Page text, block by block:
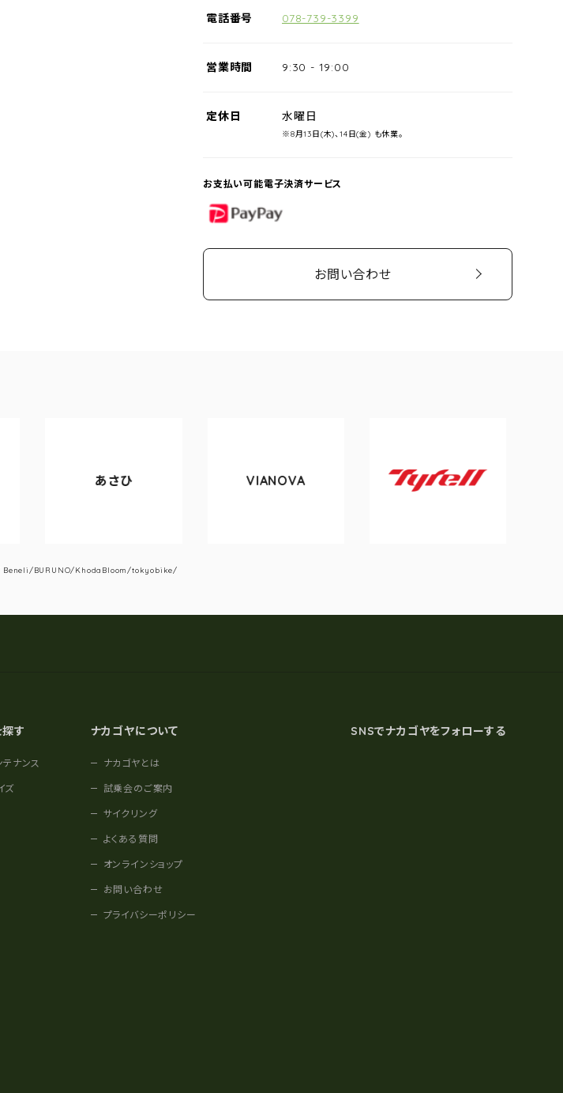
電話番号 078-739-3399
営業時間 9:30 - 19:00
定休日 水曜日
※8月13日(木)、14日(金) も休業。
お支払い可能電子決済サービス
PayPay
お問い合わせ
VIANOVA
Tyrell
Beneli/BURUNO/KhodaBloom/tokyobike/
す
テナンス
ズ
ナカゴヤについて
ナカゴヤとは
試乗会のご案内
サイクリング
よくある質問
オンラインショップ
お問い合わせ
プライバシーポリシー
SNSでナカゴヤをフォローする